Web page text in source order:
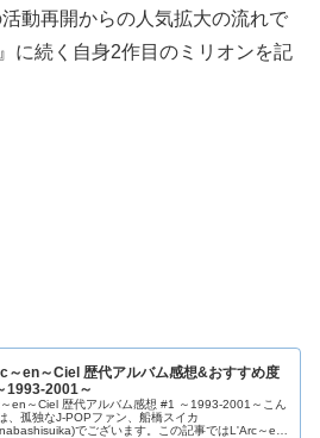
動再開からの人気拡大の流れで
に続く自身2作目のミリオンを記
～en～Ciel 歴代アルバム感想&おすすめ度
1993-2001～
en～Ciel 歴代アルバム感想 #1 ～1993-2001～こん
、孤独なJ-POPファン、船橋スイカ
でございます。この記事ではL'Arc～en